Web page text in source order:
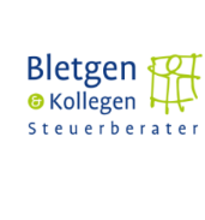
Inhalt
springen